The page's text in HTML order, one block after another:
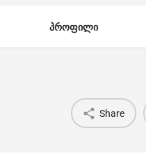
პროფილი
Share